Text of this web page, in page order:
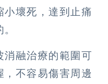
小壞死，達到止痛
消融治療的範圍可
，不容易傷害周邊